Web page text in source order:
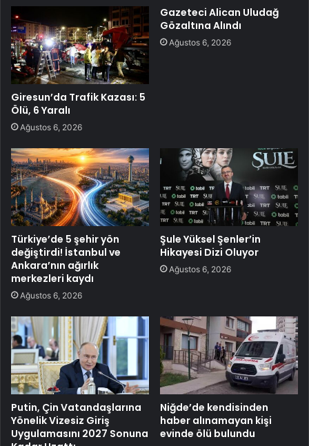
Giresun’da Trafik Kazası: 5
Ölü, 6 Yaralı
Ağustos 6, 2026
Gazeteci Alican Uludağ
Gözaltına Alındı
Ağustos 6, 2026
Türkiye’de 5 şehir yön
değiştirdi! İstanbul ve
Ankara’nın ağırlık
merkezleri kaydı
Ağustos 6, 2026
Şule Yüksel Şenler’in
Hikayesi Dizi Oluyor
Ağustos 6, 2026
Putin, Çin Vatandaşlarına
Yönelik Vizesiz Giriş
Uygulamasını 2027 Sonuna
Niğde’de kendisinden
haber alınamayan kişi
evinde ölü bulundu